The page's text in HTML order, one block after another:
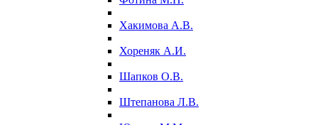
Хакимова А.В.
Хореняк А.И.
Шапков О.В.
Штепанова Л.В.